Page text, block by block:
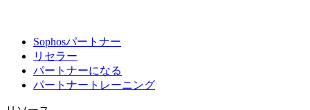
Sophosパートナー
リセラー
パートナーになる
パートナートレーニング